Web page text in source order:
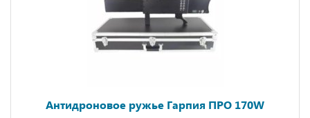
Антидроновое ружье Гарпия ПРО 170W